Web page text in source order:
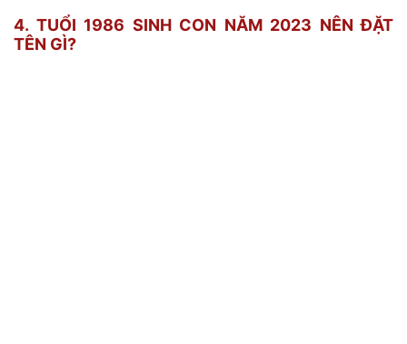
4. TUỔI 1986 SINH CON NĂM 2023 NÊN ĐẶT
TÊN GÌ?